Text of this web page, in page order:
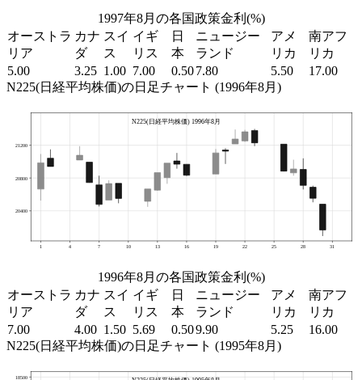
1997年8月の各国政策金利(%)
オーストラ
リア
カナ
ダ
スイ
ス
イギ
リス
日
本
ニュージー
ランド
アメ
リカ
南アフ
リカ
5.00
3.25 1.00 7.00 0.507.80 5.50
17.00
N225(日経平均株価)の日足チャート (1996年8月)
1996年8月の各国政策金利(%)
オーストラ
リア
カナ
ダ
スイ
ス
イギ
リス
日
本
ニュージー
ランド
アメ
リカ
南アフ
リカ
7.00
4.00 1.50 5.69 0.509.90 5.25
16.00
N225(日経平均株価)の日足チャート (1995年8月)